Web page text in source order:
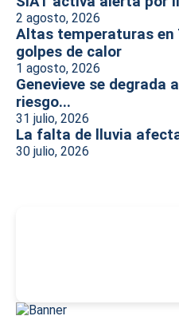
2 agosto, 2026
Altas temperaturas en
golpes de calor
1 agosto, 2026
Genevieve se
riesgo...
31 julio, 2026
La falta de lluvia
30 julio, 2026